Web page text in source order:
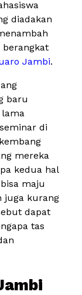
diadakan
Jambi.
baru
di
mereka
kedua hal
maju
juga kurang
dapat
tas